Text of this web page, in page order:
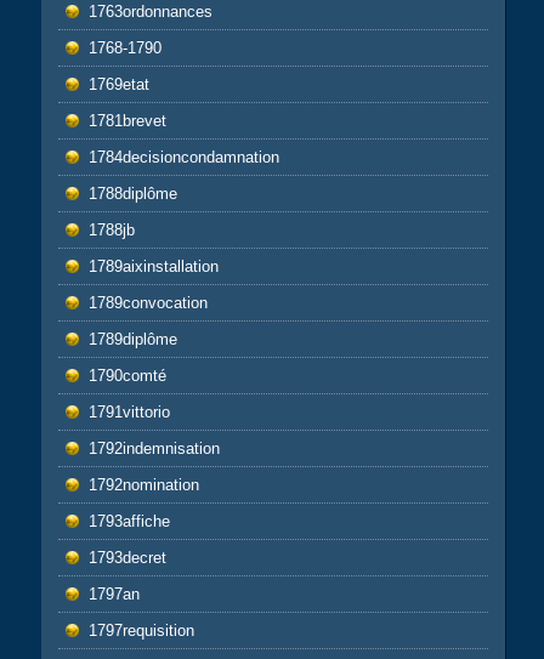
1763ordonnances
1768-1790
1769etat
1781brevet
1784decisioncondamnation
1788diplôme
1788jb
1789aixinstallation
1789convocation
1789diplôme
1790comté
1791vittorio
1792indemnisation
1792nomination
1793affiche
1793decret
1797an
1797requisition